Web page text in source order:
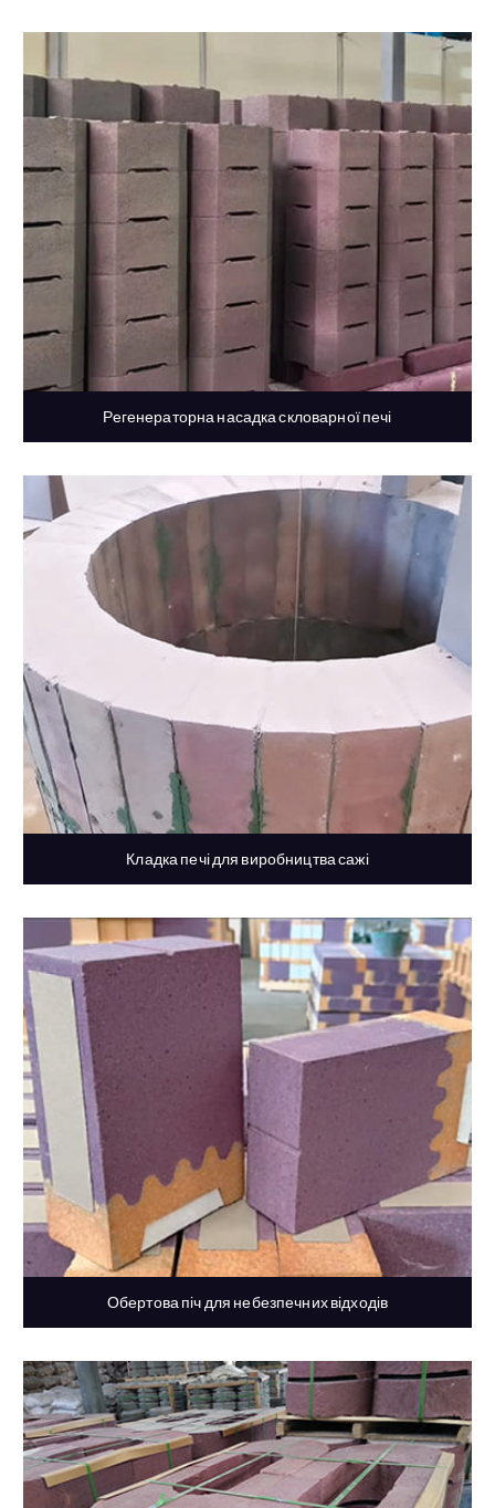
Регенераторна насадка скловарної печі
Кладка печі для виробництва сажі
Обертова піч для небезпечних відходів